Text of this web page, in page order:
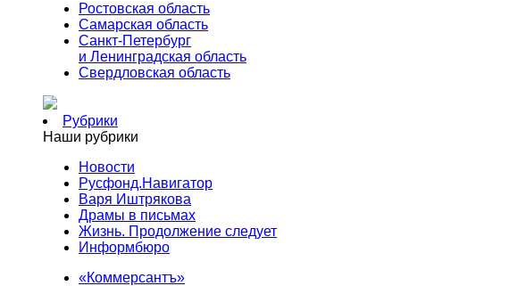
Ростовская область
Самарская область
Санкт-Петербург
и Ленинградская область
Свердловская область
Рубрики
Наши рубрики
Новости
Русфонд.Навигатор
Варя Иштрякова
Драмы в письмах
Жизнь. Продолжение следует
Информбюро
«Коммерсантъ»